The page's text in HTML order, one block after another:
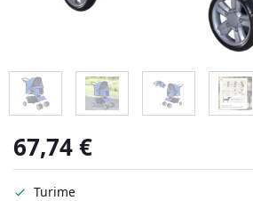
67,74€
Turime